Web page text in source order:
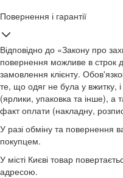
Повернення і гарантії
Відповідно до «Закону про
повернення можливе в строк
замовлення клієнту.
те, що одяг не була у вжитку,
(ярлики, упаковка та інше), а
факт оплати (накладну,
У разі обміну та повернення
покупцем.
У місті Києві товар
адресою.